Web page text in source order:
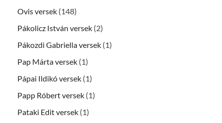
Ovis versek (148)
Pákolicz István versek (2)
Pákozdi Gabriella versek (1)
Pap Márta versek (1)
Pápai Ildikó versek (1)
Papp Róbert versek (1)
Pataki Edit versek (1)